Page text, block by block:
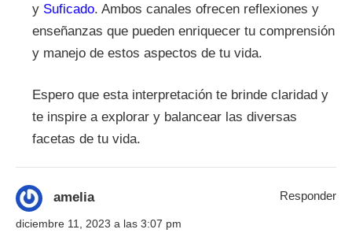
y Suficado. Ambos canales ofrecen reflexiones y
enseñanzas que pueden enriquecer tu comprensión
y manejo de estos aspectos de tu vida.
Espero que esta interpretación te brinde claridad y
te inspire a explorar y balancear las diversas
facetas de tu vida.
amelia
diciembre 11, 2023 a las 3:07 pm
Responder